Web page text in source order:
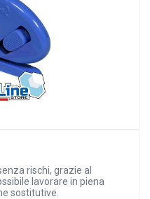
rischi, grazie al
lavorare in piena
sostitutive.